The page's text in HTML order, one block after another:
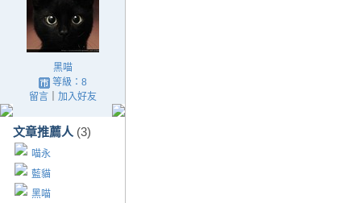
黑喵
等級：8
留言｜ 加入好友
文章推薦人 (3)
喵永
藍貓
黑喵